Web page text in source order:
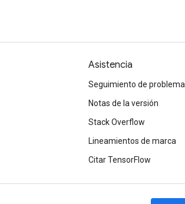
Asistencia
Seguimiento de
Notas de la versión
Stack Overflow
Lineamientos de marca
Citar TensorFlow